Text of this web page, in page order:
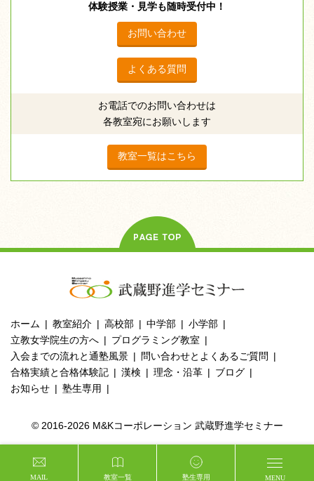
MAIL 教室一覧 塾生専用 MENU
体験授業・見学も随時受付中！
お問い合わせ
よくある質問
お電話でのお問い合わせは
各教室宛にお願いします
教室一覧はこちら
ホーム 教室紹介 高校部 中学部
小学部
立教女学院生の方へ
プログラミング教室
入会までの流れと通塾風景
問い合わせとよくあるご質問
合格実績と合格体験記
漢検 理念・沿革
ブログ
お知らせ
塾生専用
© 2016-2026 M&Kコーポレーション 武蔵野進学セミナー